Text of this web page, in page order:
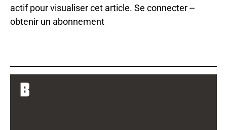
actif pour visualiser cet article. Se connecter--
obtenir un abonnement